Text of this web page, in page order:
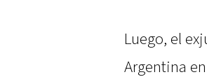
Luego, el
Argentina